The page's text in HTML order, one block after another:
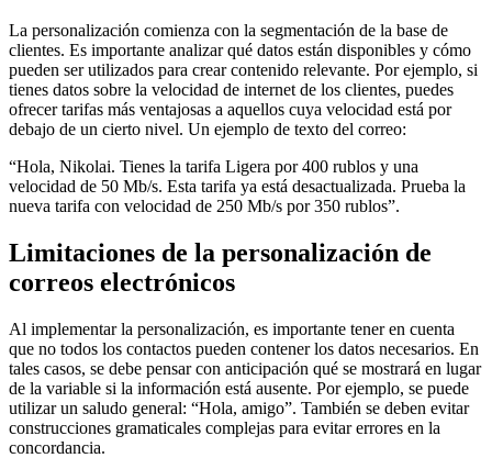
La personalización comienza con la segmentación de la base de
clientes. Es importante analizar qué datos están disponibles y cómo
pueden ser utilizados para crear contenido relevante. Por ejemplo, si
tienes datos sobre la velocidad de internet de los clientes, puedes
ofrecer tarifas más ventajosas a aquellos cuya velocidad está por
debajo de un cierto nivel. Un ejemplo de texto del correo:
“Hola, Nikolai. Tienes la tarifa Ligera por 400 rublos y una
velocidad de 50 Mb/s. Esta tarifa ya está desactualizada. Prueba la
nueva tarifa con velocidad de 250 Mb/s por 350 rublos”.
Limitaciones de la personalización de
correos electrónicos
Al implementar la personalización, es importante tener en cuenta
que no todos los contactos pueden contener los datos necesarios. En
tales casos, se debe pensar con anticipación qué se mostrará en lugar
de la variable si la información está ausente. Por ejemplo, se puede
utilizar un saludo general: “Hola, amigo”. También se deben evitar
construcciones gramaticales complejas para evitar errores en la
concordancia.